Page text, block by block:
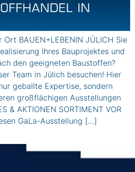
BAUEN+LEBENIN JÜLICH Sie
Ihres Bauprojektes und
den geeigneten Baustoffen?
Team in Jülich besuchen! Hier
geballte Expertise, sondern
großflächigen Ausstellungen
& AKTIONEN SORTIMENT VOR
GaLa-Ausstellung […]